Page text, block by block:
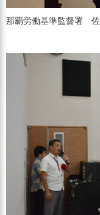
那覇労働基準監督署 佐